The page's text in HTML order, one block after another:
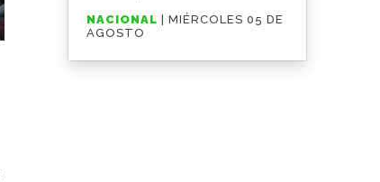
NACIONAL
| MIÉRCOLES 05 DE
AGOSTO